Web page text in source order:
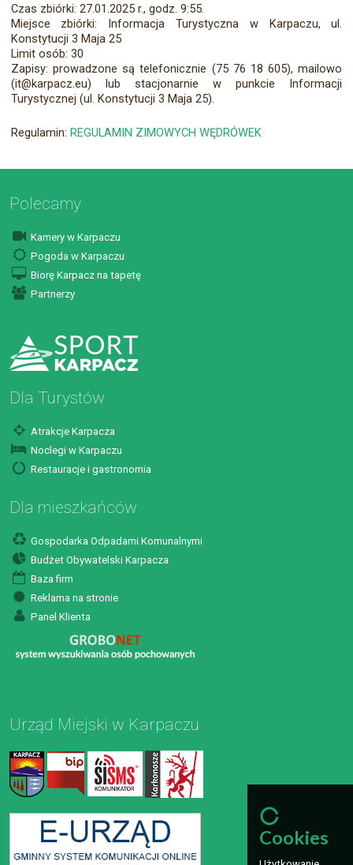
Czas zbiórki: 27.01.2025 r., godz. 9:55.
Miejsce zbiórki: Informacja Turystyczna w Karpaczu, ul.
Konstytucji 3 Maja 25
Limit osób: 30
Zapisy: prowadzone są telefonicznie (75 76 18 605), mailowo
(it@karpacz.eu) lub stacjonarnie w punkcie Informacji
Turystycznej (ul. Konstytucji 3 Maja 25).
Regulamin: REGULAMIN ZIMOWYCH WĘDRÓWEK
Polecamy
Kamery w Karpaczu
Pogoda w Karpaczu
Biorę Karpacz na tapetę
Partnerzy
Dla Turystów
Atrakcje Karpacza
Noclegi w Karpaczu
Restauracje i gastronomia
Dla mieszkańców
Gospodarka Odpadami Komunalnymi
Budżet Obywatelski Karpacza
Baza firm
Reklama na stronie
Panel Klienta
Urząd Miejski w Karpaczu
Cookies